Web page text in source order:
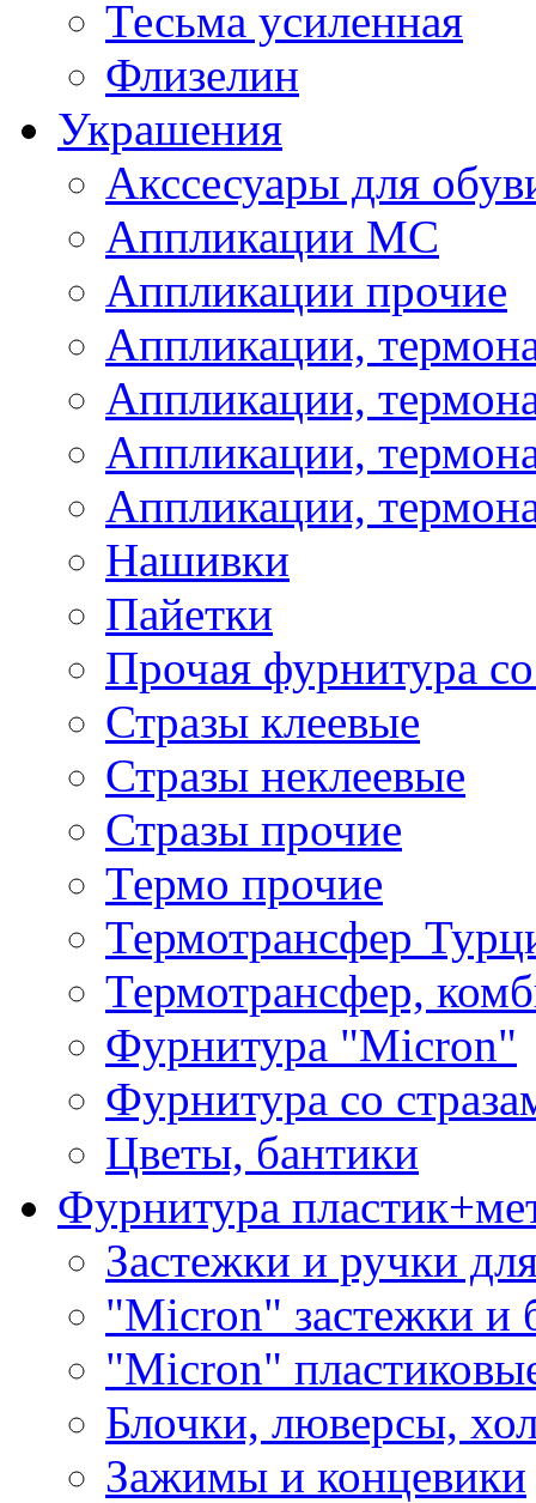
Тесьма усиленная
Флизелин
Украшения
Акссесуары для
Аппликации МС
Аппликации прочие
Аппликации,
Аппликации,
Аппликации,
Аппликации,
Нашивки
Пайетки
Прочая фурнитура
Стразы клеевые
Стразы неклеевые
Стразы прочие
Термо прочие
Термотрансфер
Термотрансфер,
Фурнитура "Micron"
Фурнитура со
Цветы, бантики
Фурнитура
Застежки и ручки
"Micron" застежки и
"Micron"
Блочки, люверсы,
Зажимы и концевики